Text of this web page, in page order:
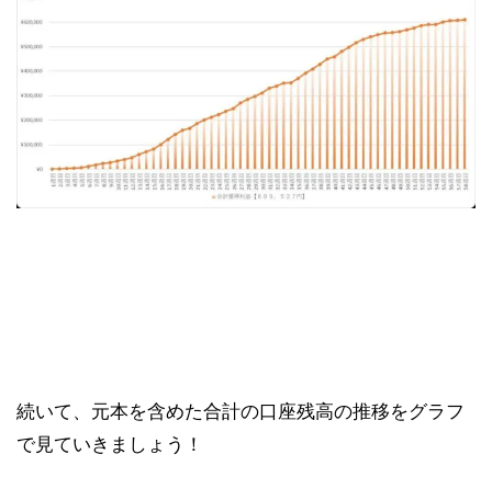
続いて、元本を含めた合計の口座残高の推移をグラフ
で見ていきましょう！